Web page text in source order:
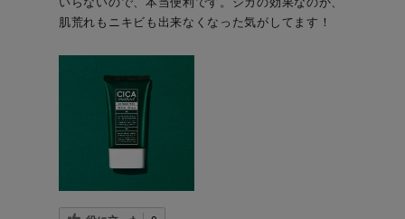
肌荒れもニキビも出来なくなった気がしてます！